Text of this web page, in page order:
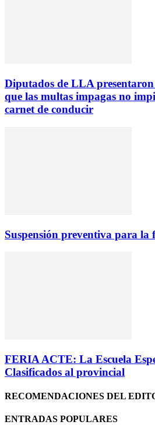
Diputados de LLA
que las multas impagas no
carnet de conducir
Suspensión preventiva para la
FERIA ACTE: La Escuela
Clasificados al provincial
RECOMENDACIONES DEL
ENTRADAS POPULARES